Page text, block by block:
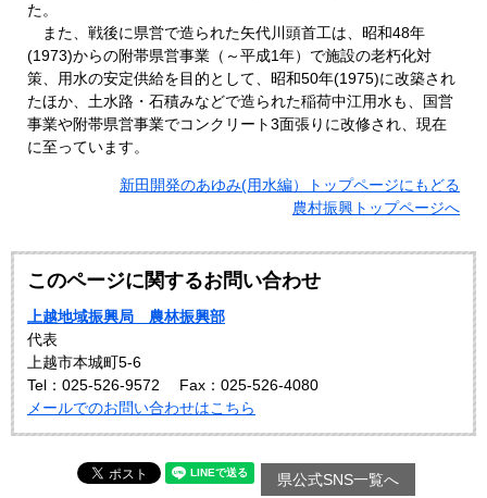
た。
また、戦後に県営で造られた矢代川頭首工は、昭和48年
(1973)からの附帯県営事業（～平成1年）で施設の老朽化対
策、用水の安定供給を目的として、昭和50年(1975)に改築され
たほか、土水路・石積みなどで造られた稲荷中江用水も、国営
事業や附帯県営事業でコンクリート3面張りに改修され、現在
に至っています。
新田開発のあゆみ(用水編）トップページにもどる
農村振興トップページへ
このページに関するお問い合わせ
上越地域振興局 農林振興部
代表
上越市本城町5-6
Tel：025-526-9572
Fax：025-526-4080
メールでのお問い合わせはこちら
県公式SNS一覧へ